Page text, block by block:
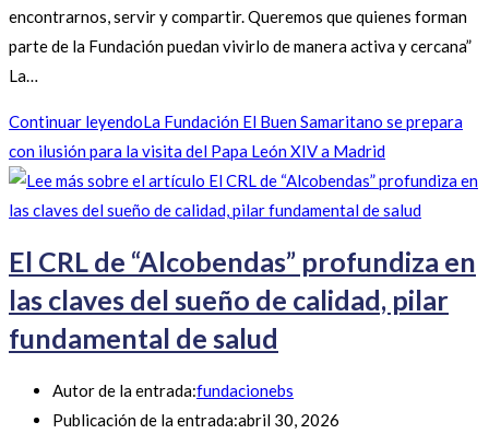
encontrarnos, servir y compartir. Queremos que quienes forman
parte de la Fundación puedan vivirlo de manera activa y cercana”
La…
Continuar leyendoLa Fundación El Buen Samaritano se prepara
con ilusión para la visita del Papa León XIV a Madrid
El CRL de “Alcobendas” profundiza en
las claves del sueño de calidad, pilar
fundamental de salud
Autor de la entrada:fundacionebs
Publicación de la entrada:abril 30, 2026